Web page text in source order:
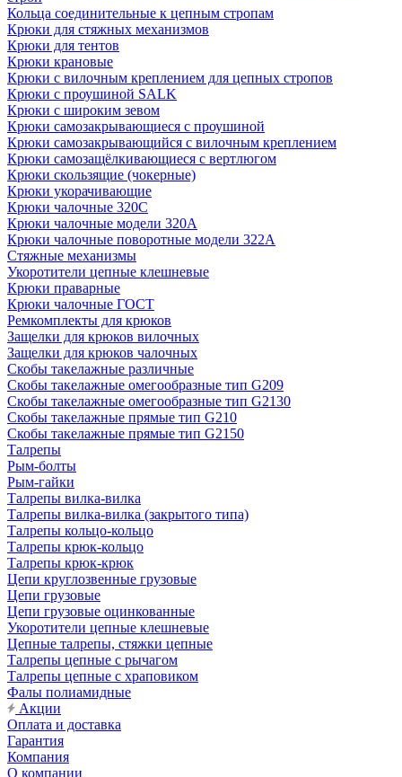
Кольца соединительные к цепным стропам
Крюки для стяжных механизмов
Крюки для тентов
Крюки крановые
Крюки с вилочным креплением для цепных стропов
Крюки с проушиной SALK
Крюки с широким зевом
Крюки самозакрывающиеся с проушиной
Крюки самозакрывающийся с вилочным креплением
Крюки самозащёлкивающиеся с вертлюгом
Крюки скользящие (чокерные)
Крюки укорачивающие
Крюки чалочные 320C
Крюки чалочные модели 320А
Крюки чалочные поворотные модели 322А
Стяжные механизмы
Укоротители цепные клешневые
Крюки праварные
Крюки чалочные ГОСТ
Ремкомплекты для крюков
Защелки для крюков вилочных
Защелки для крюков чалочных
Скобы такелажные различные
Скобы такелажные омегообразные тип G209
Скобы такелажные омегообразные тип G2130
Скобы такелажные прямые тип G210
Скобы такелажные прямые тип G2150
Талрепы
Рым-болты
Рым-гайки
Талрепы вилка-вилка
Талрепы вилка-вилка (закрытого типа)
Талрепы кольцо-кольцо
Талрепы крюк-кольцо
Талрепы крюк-крюк
Цепи круглозвенные грузовые
Цепи грузовые
Цепи грузовые оцинкованные
Укоротители цепные клешневые
Цепные талрепы, стяжки цепные
Талрепы цепные с рычагом
Талрепы цепные с храповиком
Фалы полиамидные
Акции
Оплата и доставка
Гарантия
Компания
О компании